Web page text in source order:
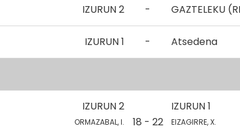
IZURUN 2 - GAZTELEKU
IZURUN 1 - Atsedena
IZURUN 2
ORMAZABAL, I.
18 - 22
IZURUN 1
EIZAGIRRE, X.